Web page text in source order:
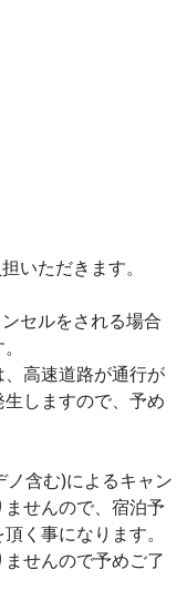
いただきます。
セルをされる場合
高速道路が通行が
しますので、予め
含む)によるキャン
せんので、宿泊予
く事になります。
せんので予めご了